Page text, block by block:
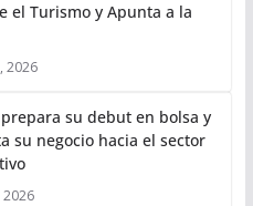
el Turismo y Apunta a la
2026
su debut en bolsa y
su negocio hacia el sector
2026